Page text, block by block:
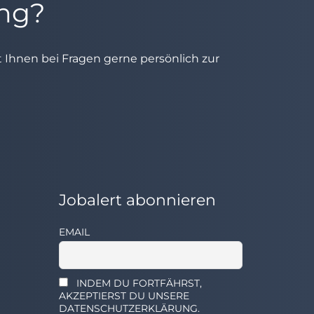
Ihnen bei Fragen gerne persönlich zur
Jobalert abonnieren
EMAIL
INDEM DU FORTFÄHRST,
AKZEPTIERST DU UNSERE
DATENSCHUTZERKLÄRUNG.